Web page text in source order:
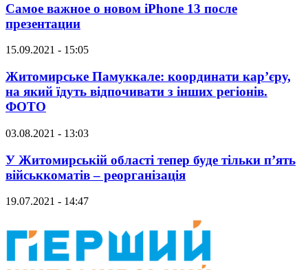
Самое важное о новом iPhone 13 после
презентации
15.09.2021 - 15:05
Житомирське Памуккале: координати кар’єру,
на який їдуть відпочивати з інших регіонів.
ФОТО
03.08.2021 - 13:03
У Житомирській області тепер буде тільки п’ять
військкоматів – реорганізація
19.07.2021 - 14:47